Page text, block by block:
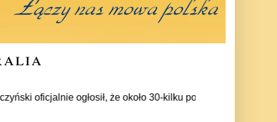
oficjalnie ogłosił, że około 30-kilku posłów